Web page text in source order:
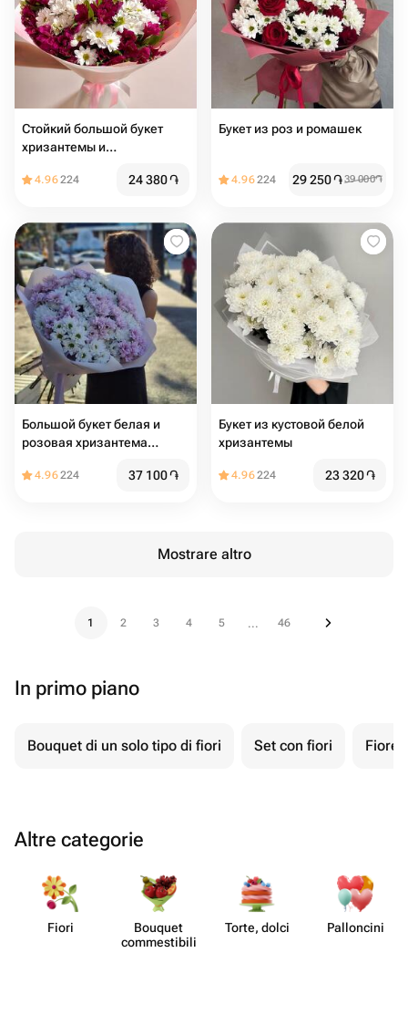
Стойкий большой букет
хризантемы и
4.96224 24 380֏
Букет из роз и ромашек
4.96224 29 250֏39 000֏
Большой букет белая и
розовая хризантема
4.96224 37 100֏
Букет из кустовой белой
хризантемы
4.96224 23 320֏
Mostrare altro
1 2 3 4 5 ... 46
In primo piano
Bouquet di un solo tipo di fiori Set con fiori Fiore
Altre categorie
Fiori
Bouquet
commes​tibili
Torte, dolci Pall​oncini